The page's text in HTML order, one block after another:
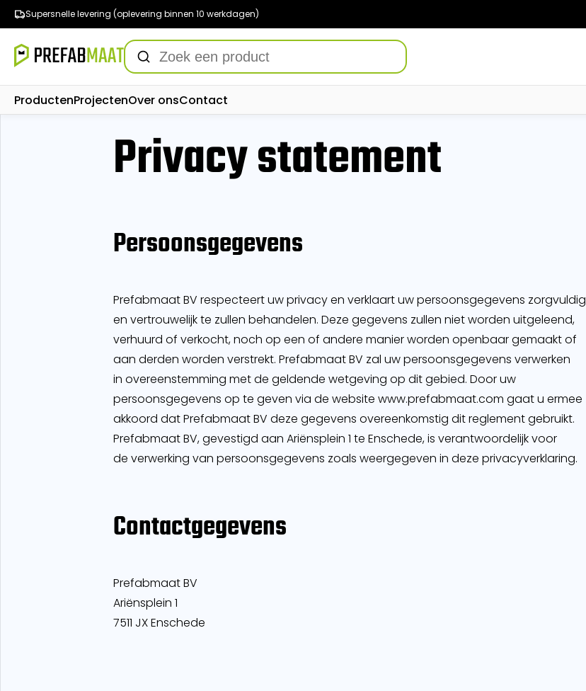
Supersnelle levering (oplevering binnen 10 werkdagen)
ProductenProjectenOver onsContact
Privacy statement
Persoonsgegevens
Prefabmaat BV respecteert uw privacy en verklaart uw persoonsgegevens zorgvuldig
en vertrouwelijk te zullen behandelen. Deze gegevens zullen niet worden uitgeleend,
verhuurd of verkocht, noch op een of andere manier worden openbaar gemaakt of
aan derden worden verstrekt. Prefabmaat BV zal uw persoonsgegevens verwerken
in overeenstemming met de geldende wetgeving op dit gebied. Door uw
persoonsgegevens op te geven via de website www.prefabmaat.com gaat u ermee
akkoord dat Prefabmaat BV deze gegevens overeenkomstig dit reglement gebruikt.
Prefabmaat BV, gevestigd aan Ariënsplein 1 te Enschede, is verantwoordelijk voor
de verwerking van persoonsgegevens zoals weergegeven in deze privacyverklaring.
Contactgegevens
Prefabmaat BV
Ariënsplein 1
7511 JX Enschede